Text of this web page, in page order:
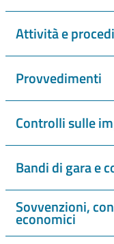
Attività e
Provvedimenti
Controlli sulle
Bandi di gara e
Sovvenzioni,
economici